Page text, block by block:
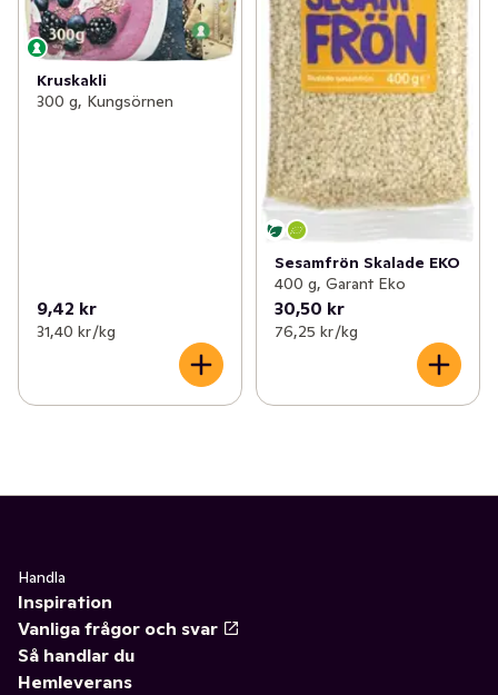
Kruskakli
300 g, Kungsörnen
9,42 kr
31,40 kr /kg
Sesamfrön Skalade EKO
400 g, Garant Eko
30,50 kr
76,25 kr /kg
Handla
Inspiration
Vanliga frågor och svar
Så handlar du
Hemleverans